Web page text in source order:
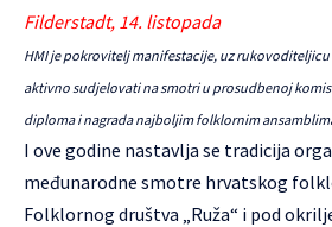
Filderstadt, 14. listopada
HMI je pokrovitelj manifestacije, uz rukovoditeljicu
aktivno sudjelovati na smotri u prosudbenoj
diploma i nagrada najboljim folklornim
I ove godine nastavlja se tradicija
međunarodne smotre hrvatskog
Folklornog društva „Ruža“ i pod